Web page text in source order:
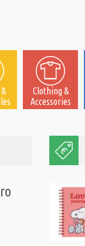
Clothing &
Accessories